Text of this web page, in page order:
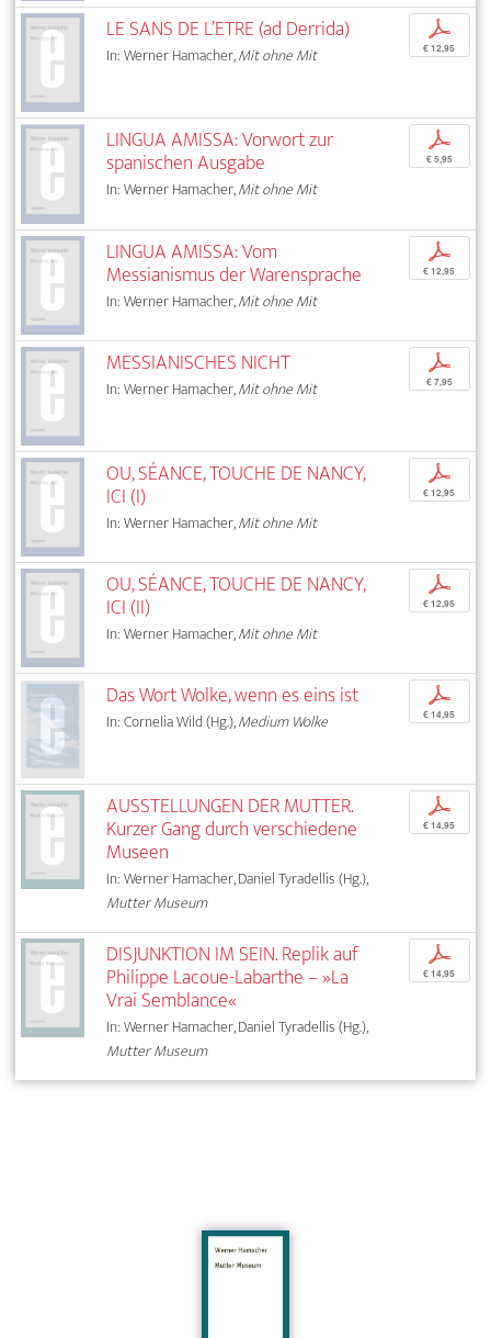
LE SANS DE L’ETRE (ad Derrida)
In: Werner Hamacher,Mit ohne Mit
p
€ 12,95
LINGUA AMISSA: Vorwort zur
spanischen Ausgabe
In: Werner Hamacher,Mit ohne Mit
p
€ 5,95
LINGUA AMISSA: Vom
Messianismus der Warensprache
In: Werner Hamacher,Mit ohne Mit
p
€ 12,95
MESSIANISCHES NICHT
In: Werner Hamacher,Mit ohne Mit
p
€ 7,95
OU, SÉANCE, TOUCHE DE NANCY,
ICI (I)
In: Werner Hamacher,Mit ohne Mit
p
€ 12,95
OU, SÉANCE, TOUCHE DE NANCY,
ICI (II)
In: Werner Hamacher,Mit ohne Mit
p
€ 12,95
Das Wort Wolke, wenn es eins ist
In: Cornelia Wild (Hg.),Medium Wolke
p
€ 14,95
AUSSTELLUNGEN DER MUTTER.
Kurzer Gang durch verschiedene
Museen
In: Werner Hamacher, Daniel Tyradellis (Hg.),
Mutter Museum
p
€ 14,95
DISJUNKTION IM SEIN. Replik auf
Philippe Lacoue-Labarthe – »La
Vrai Semblance«
In: Werner Hamacher, Daniel Tyradellis (Hg.),
Mutter Museum
p
€ 14,95